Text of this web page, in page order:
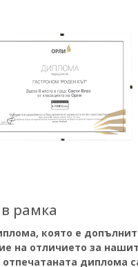
рамка
която е
на отличието за
отпечатаната диплома